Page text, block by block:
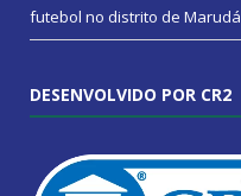
futebol no distrito de Marudá
DESENVOLVIDO POR CR2